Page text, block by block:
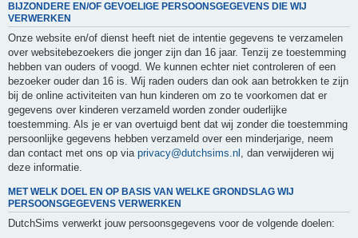
BIJZONDERE EN/OF GEVOELIGE PERSOONSGEGEVENS DIE WIJ
VERWERKEN
Onze website en/of dienst heeft niet de intentie gegevens te verzamelen
over websitebezoekers die jonger zijn dan 16 jaar. Tenzij ze toestemming
hebben van ouders of voogd. We kunnen echter niet controleren of een
bezoeker ouder dan 16 is. Wij raden ouders dan ook aan betrokken te zijn
bij de online activiteiten van hun kinderen om zo te voorkomen dat er
gegevens over kinderen verzameld worden zonder ouderlijke
toestemming. Als je er van overtuigd bent dat wij zonder die toestemming
persoonlijke gegevens hebben verzameld over een minderjarige, neem
dan contact met ons op via privacy@dutchsims.nl , dan verwijderen wij
deze informatie.
MET WELK DOEL EN OP BASIS VAN WELKE GRONDSLAG WIJ
PERSOONSGEGEVENS VERWERKEN
DutchSims verwerkt jouw persoonsgegevens voor de volgende doelen: